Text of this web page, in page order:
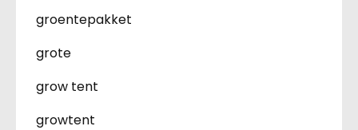
groentepakket
grote
grow tent
growtent